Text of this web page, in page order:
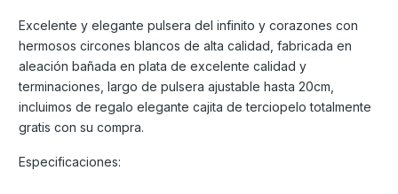
Excelente y elegante pulsera del infinito y corazones con
hermosos circones blancos de alta calidad, fabricada en
aleación bañada en plata de excelente calidad y
terminaciones, largo de pulsera ajustable hasta 20cm,
incluimos de regalo elegante cajita de terciopelo totalmente
gratis con su compra.
Especificaciones: